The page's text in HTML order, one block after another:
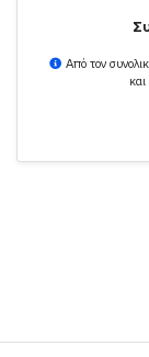
Από τον